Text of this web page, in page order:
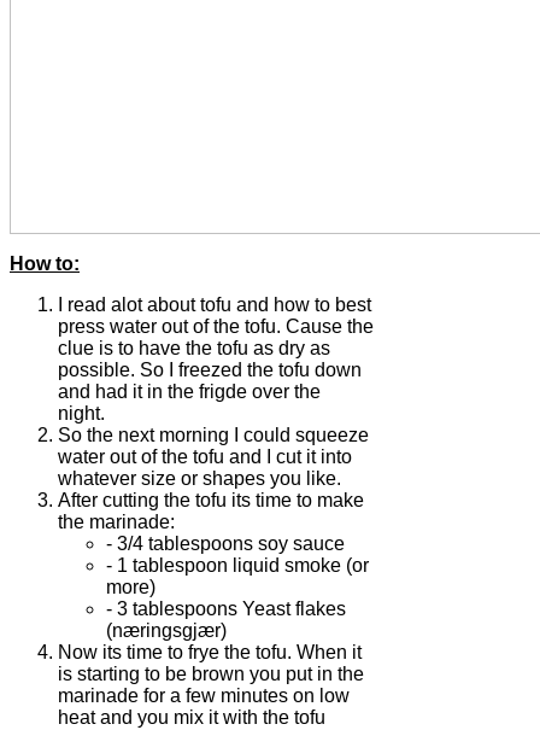
How to:
I read alot about tofu and how to best
press water out of the tofu. Cause the
clue is to have the tofu as dry as
possible. So I freezed the tofu down
and had it in the frigde over the
night.
So the next morning I could squeeze
water out of the tofu and I cut it into
whatever size or shapes you like.
After cutting the tofu its time to make
the marinade:
- 3/4 tablespoons soy sauce
- 1 tablespoon liquid smoke (or
more)
- 3 tablespoons Yeast flakes
(næringsgjær)
Now its time to frye the tofu. When it
is starting to be brown you put in the
marinade for a few minutes on low
heat and you mix it with the tofu